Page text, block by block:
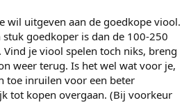
wil uitgeven aan de goedkope viool.
goedkoper is dan de 100-250
je viool spelen toch niks, breng
weer terug. Is het wel wat voor je,
toe inruilen voor een beter
tot kopen overgaan. (Bij voorkeur